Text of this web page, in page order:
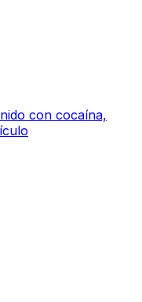
con cocaína,